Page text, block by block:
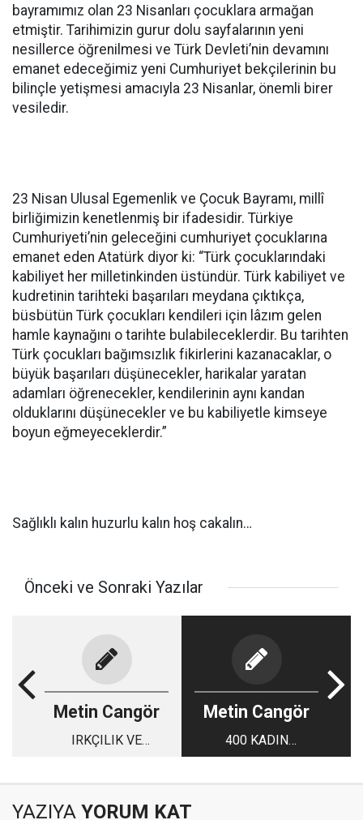
bayramımız olan 23 Nisanları çocuklara armağan
etmiştir. Tarihimizin gurur dolu sayfalarının yeni
nesillerce öğrenilmesi ve Türk Devleti’nin devamını
emanet edeceğimiz yeni Cumhuriyet bekçilerinin bu
bilinçle yetişmesi amacıyla 23 Nisanlar, önemli birer
vesiledir.
23 Nisan Ulusal Egemenlik ve Çocuk Bayramı, millî
birliğimizin kenetlenmiş bir ifadesidir. Türkiye
Cumhuriyeti’nin geleceğini cumhuriyet çocuklarına
emanet eden Atatürk diyor ki: “Türk çocuklarındaki
kabiliyet her milletinkinden üstündür. Türk kabiliyet ve
kudretinin tarihteki başarıları meydana çıktıkça,
büsbütün Türk çocukları kendileri için lâzım gelen
hamle kaynağını o tarihte bulabileceklerdir. Bu tarihten
Türk çocukları bağımsızlık fikirlerini kazanacaklar, o
büyük başarıları düşünecekler, harikalar yaratan
adamları öğrenecekler, kendilerinin aynı kandan
olduklarını düşünecekler ve bu kabiliyetle kimseye
boyun eğmeyeceklerdir.”
Sağlıklı kalın huzurlu kalın hoş cakalın…
Önceki ve Sonraki Yazılar
Metin Cangör
IRKÇILIK VE
Metin Cangör
400 KADIN
ÖLDÜRÜLDÜ
YAZIYA YORUM KAT